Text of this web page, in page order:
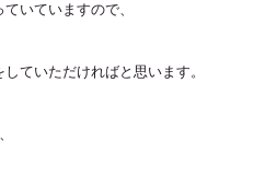
いていますので、
ていただければと思います。